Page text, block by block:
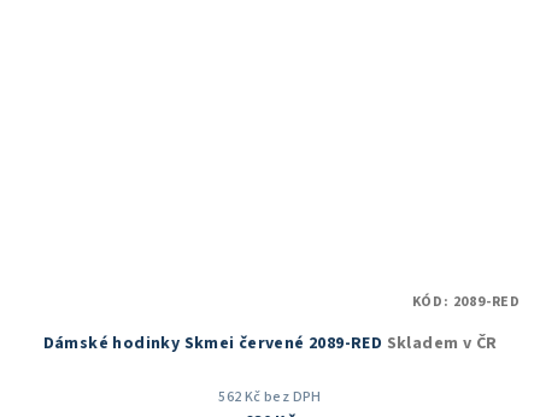
Dámské hodinky Skmei červené 2089-RED Skladem v ČR
562 Kč bez DPH
KÓD: 2089-RED